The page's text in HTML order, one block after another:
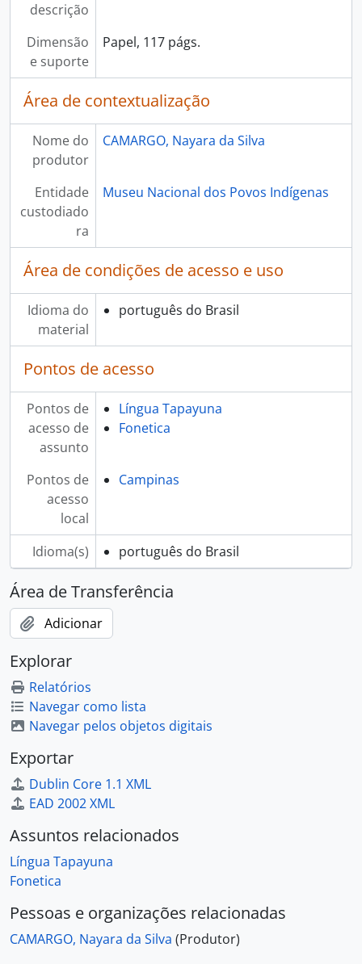
descrição
Dimensão
e suporte
Papel, 117 págs.
Área de contextualização
Nome do
produtor
CAMARGO, Nayara da Silva
Entidade
custodiado
ra
Museu Nacional dos Povos Indígenas
Área de condições de acesso e uso
Idioma do
material
português do Brasil
Pontos de acesso
Pontos de
acesso de
assunto
Língua Tapayuna
Fonetica
Pontos de
acesso
local
Campinas
Idioma(s) português do Brasil
Área de Transferência
Adicionar
Explorar
Relatórios
Navegar como lista
Navegar pelos objetos digitais
Exportar
Dublin Core 1.1 XML
EAD 2002 XML
Assuntos relacionados
Língua Tapayuna
Fonetica
Pessoas e organizações relacionadas
CAMARGO, Nayara da Silva (Produtor)